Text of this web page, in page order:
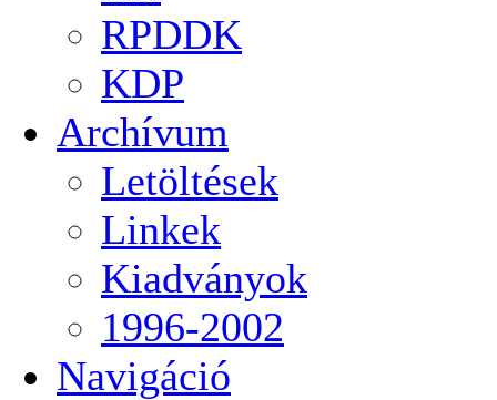
RPDDK
KDP
Archívum
Letöltések
Linkek
Kiadványok
1996-2002
Navigáció